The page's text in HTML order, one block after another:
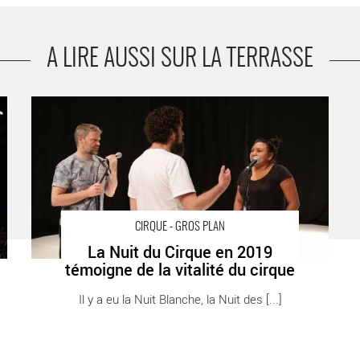
A LIRE AUSSI SUR LA TERRASSE
CIRQUE - GROS PLAN
La Nuit du Cirque en 2019
témoigne de la vitalité du cirque
Il y a eu la Nuit Blanche, la Nuit des [...]
La Nuit du Cirque en 2019 témoigne de la vitalité du
cirque - Critique sortie Cirque France